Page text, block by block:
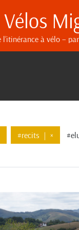
Vélos
l’itinérance à vélo –
#recits | ×